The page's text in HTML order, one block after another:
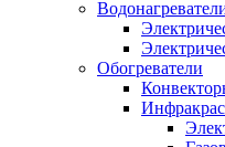
Обогреватели